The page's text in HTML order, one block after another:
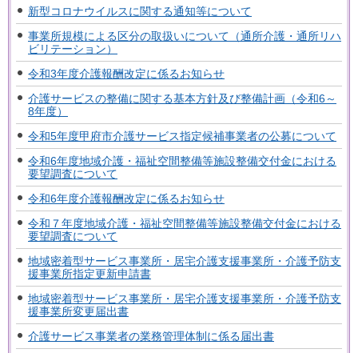
新型コロナウイルスに関する通知等について
事業所規模による区分の取扱いについて（通所介護・通所リハ
ビリテーション）
令和3年度介護報酬改定に係るお知らせ
介護サービスの整備に関する基本方針及び整備計画（令和6～
8年度）
令和5年度甲府市介護サービス指定候補事業者の公募について
令和6年度地域介護・福祉空間整備等施設整備交付金における
要望調査について
令和6年度介護報酬改定に係るお知らせ
令和７年度地域介護・福祉空間整備等施設整備交付金における
要望調査について
地域密着型サービス事業所・居宅介護支援事業所・介護予防支
援事業所指定更新申請書
地域密着型サービス事業所・居宅介護支援事業所・介護予防支
援事業所変更届出書
介護サービス事業者の業務管理体制に係る届出書